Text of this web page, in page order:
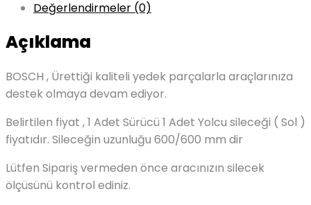
Değerlendirmeler (0)
Açıklama
BOSCH , Ürettiği kaliteli yedek parçalarla araçlarınıza
destek olmaya devam ediyor.
Belirtilen fiyat , 1 Adet Sürücü 1 Adet Yolcu sileceği ( Sol )
fiyatıdır. Sileceğin uzunluğu 600/600 mm dir
Lütfen Sipariş vermeden önce aracınızın silecek
ölçüsünü kontrol ediniz.